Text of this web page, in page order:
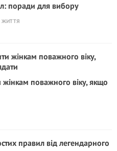
поради для вибору
поважного віку, якщо